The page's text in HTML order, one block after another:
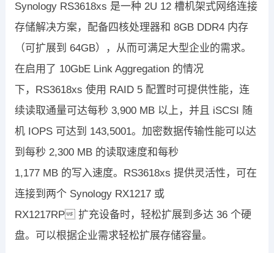
Synology RS3618xs 是一种 2U 12 槽机架式网络连接
存储解决方案，配备四核处理器和 8GB DDR4 内存
（可扩展到 64GB），从而可满足大型企业的需求。
在启用了 10GbE Link Aggregation 的情况
下，
RS3618xs 使用 RAID 5 配置时可提供性能，连
续读取通量可达每秒 3,900 MB 以上， 并且 iSCSI
随
机 IOPS 可 达到 143,5001。加密数据传输性能可以达
到 每秒 2,300 MB 的读取速度和每秒
1,177 MB 的写入速度。 RS3618xs 提供灵活性，可在
连接到两个 Synology RX1217 或
RX1217RP
扩充设备时，轻松扩展到多达 36 个硬
盘。可以根据企业需求轻松扩展存储容量。